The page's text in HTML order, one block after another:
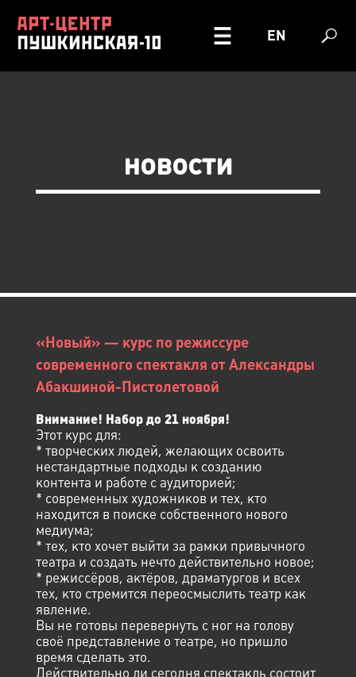
EN
новости
«Новый» — курс по режиссуре
современного спектакля от Александры
Абакшиной-Пистолетовой
Внимание! Набор до 21 ноября!
Этот курс для:
* творческих людей, желающих освоить
нестандартные подходы к созданию
контента и работе с аудиторией;
* современных художников и тех, кто
находится в поиске собственного нового
медиума;
* тех, кто хочет выйти за рамки привычного
театра и создать нечто действительно новое;
* режиссёров, актёров, драматургов и всех
тех, кто стремится переосмыслить театр как
явление.
Вы не готовы перевернуть с ног на голову
своё представление о театре, но пришло
время сделать это.
Действительно ли сегодня спектакль состоит